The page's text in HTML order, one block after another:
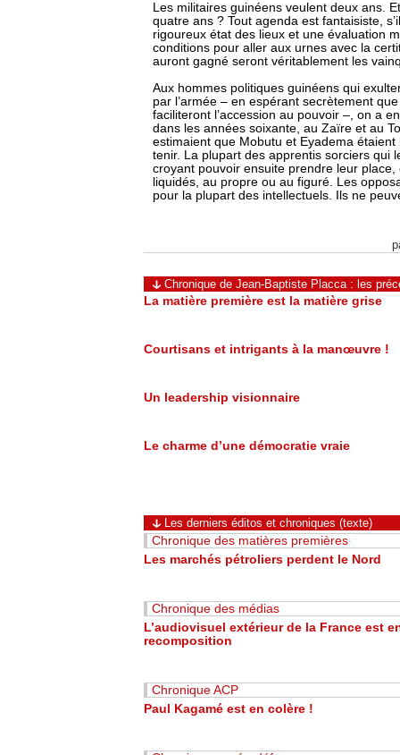
Les militaires guinéens veulent deux ans.
quatre ans ? Tout agenda est fantaisiste,
rigoureux état des lieux et une évaluation
conditions pour aller aux urnes avec la
auront gagné seront véritablement les
Aux hommes politiques guinéens qui
par l’armée – en espérant secrètement
faciliteront l’accession au pouvoir –, on a
dans les années soixante, au Zaïre et au
estimaient que Mobutu et Eyadema
tenir. La plupart des apprentis sorciers qui
croyant pouvoir ensuite prendre leur place,
liquidés, au propre ou au figuré. Les
pour la plupart des intellectuels. Ils ne
Chronique de Jean-Baptiste Placca : les
La matière première est la matière grise
Courtisans et intrigants à la manœuvre !
Un leadership visionnaire
Le charme d’une démocratie vraie
Les derniers éditos et chroniques (texte)
Chronique des matières premières
Les marchés pétroliers perdent le Nord
Chronique des médias
L’audiovisuel extérieur de la France est
recomposition
Chronique ACP
Paul Kagamé est en colère !